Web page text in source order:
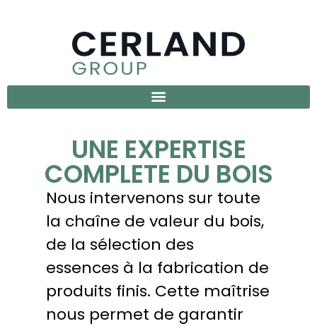
UNE EXPERTISE
COMPLETE DU BOIS
Nous intervenons sur toute
la chaîne de valeur du bois,
de la sélection des
essences à la fabrication de
produits finis. Cette maîtrise
nous permet de garantir